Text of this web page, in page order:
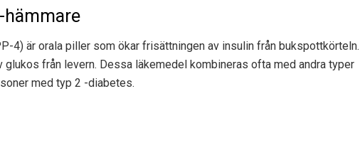
hämmare
4) är orala piller som ökar frisättningen av insulin från bukspottkörteln.
från levern. Dessa läkemedel kombineras ofta med andra typer
med typ 2 -diabetes.